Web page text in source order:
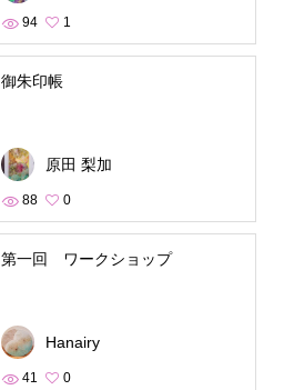
94 1
御朱印帳
原田 梨加
88 0
第一回 ワークショップ
Hanairy
41 0